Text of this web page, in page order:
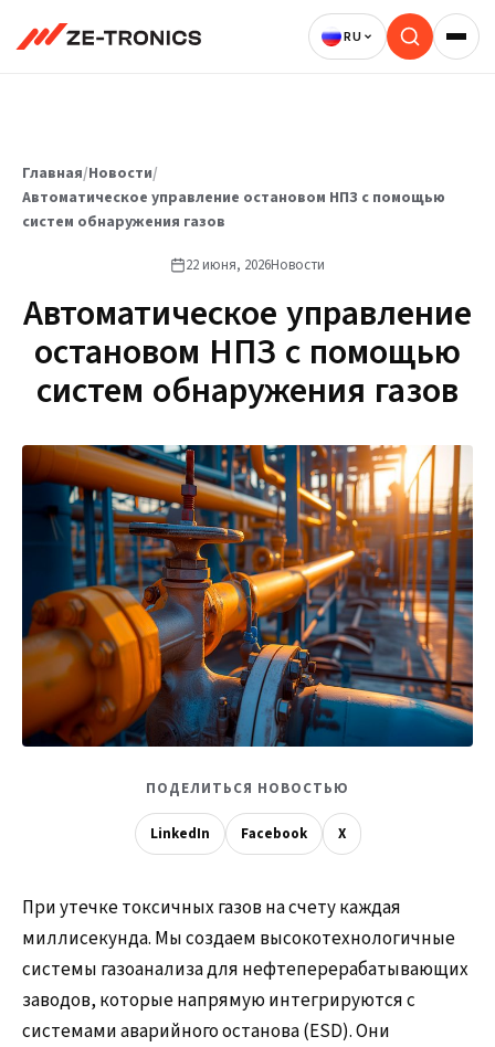
Главная/Новости/
Автоматическое управление остановом НПЗ с помощью
систем обнаружения газов
22 июня, 2026Новости
Автоматическое управление
остановом НПЗ с помощью
систем обнаружения газов
ПОДЕЛИТЬСЯ НОВОСТЬЮ
LinkedIn Facebook X
При утечке токсичных газов на счету каждая
миллисекунда. Мы создаем высокотехнологичные
системы газоанализа для нефтеперерабатывающих
заводов, которые напрямую интегрируются с
системами аварийного останова (ESD). Они